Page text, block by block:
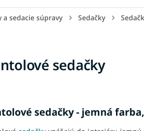
a sedacie súpravy Sedačky
sedačky
sedačky - jemná